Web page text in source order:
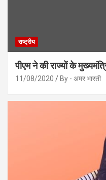
राष्ट्रीय
पीएम ने की राज्यों के
11/08/2020 By - अमर भारती